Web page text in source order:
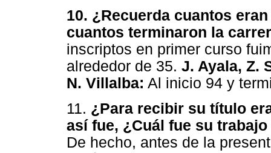
10. ¿Recuerda cuantos
cuantos terminaron la
inscriptos en primer curso
alrededor de 35. J. Ayala, Z.
N. Villalba: Al inicio 94 y
11. ¿Para recibir su título
así fue, ¿Cuál fue su
De hecho, antes de la